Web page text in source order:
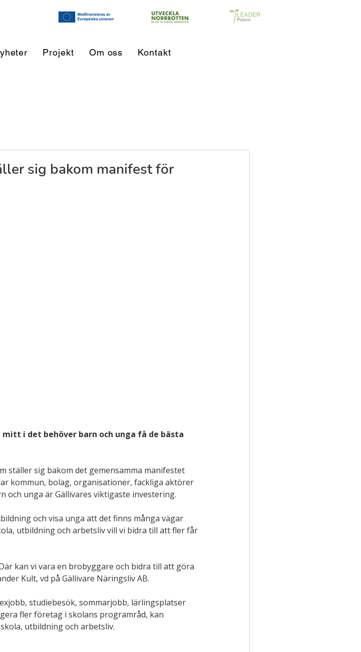
Projekt Om oss Kontakt
sig bakom manifest för
i det behöver barn och unga få de bästa
ställer sig bakom det gemensamma manifestet
kommun, bolag, organisationer, fackliga aktörer
unga är Gällivares viktigaste investering.
och visa unga att det finns många vägar
utbildning och arbetsliv vill vi bidra till att fler får
kan vi vara en brobyggare och bidra till att göra
Kult, vd på Gällivare Näringsliv AB.
studiebesök, sommarjobb, lärlingsplatser
fler företag i skolans programråd, kan
utbildning och arbetsliv.